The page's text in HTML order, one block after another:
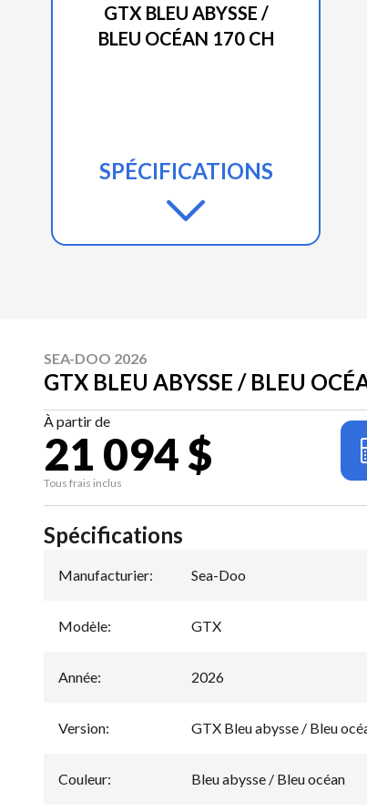
GTX BLEU ABYSSE /
BLEU OCÉAN 170 CH
SPÉCIFICATIONS
SEA-DOO 2026
GTX BLEU ABYSSE / BLEU
À partir de
21 094 $
Tous frais inclus
Spécifications
Manufacturier: Sea-Doo
Modèle: GTX
Année: 2026
Version: GTX Bleu abysse / Bleu
Couleur: Bleu abysse / Bleu océan